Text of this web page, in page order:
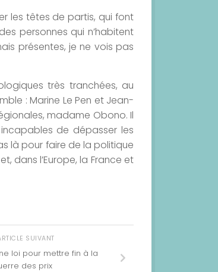
les têtes de partis, qui font
personnes qui n’habitent
présentes, je ne vois pas
très tranchées, au
: Marine Le Pen et Jean-
madame Obono. Il
de dépasser les
là pour faire de la politique
dans l’Europe, la France et
SUIVANT
loi pour mettre fin à la
des prix